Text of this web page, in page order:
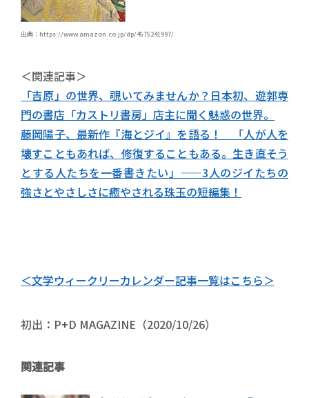
出典：https://www.amazon.co.jp/dp/4575241997/
＜関連記事＞
「吉原」の世界、覗いてみませんか？日本初、遊郭専
門の書店「カストリ書房」店主に聞く魅惑の世界。
藤岡陽子、最新作『海とジイ』を語る！ 「人が人を
壊すこともあれば、修復することもある。生き直そう
とする人たちを一番書きたい」――3人のジイたちの
強さとやさしさに癒やされる珠玉の短編集！
＜文学ウィークリーカレンダー記事一覧はこちら＞
初出：P+D MAGAZINE（2020/10/26）
関連記事